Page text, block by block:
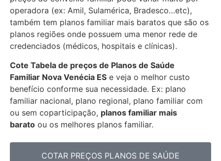
operadora (ex: Amil, Sulamérica, Bradesco…etc),
também tem planos familiar mais baratos que são os
planos regiões onde possuem uma menor rede de
credenciados (médicos, hospitais e clínicas).
Cote Tabela de preços de Planos de Saúde
Familiar Nova Venécia ES e veja o melhor custo
benefício conforme sua necessidade. Ex: plano
familiar nacional, plano regional, plano familiar com
ou sem coparticipação, planos familiar mais
barato ou os melhores planos familiar.
COTAR PREÇOS PLANOS DE SAÚDE